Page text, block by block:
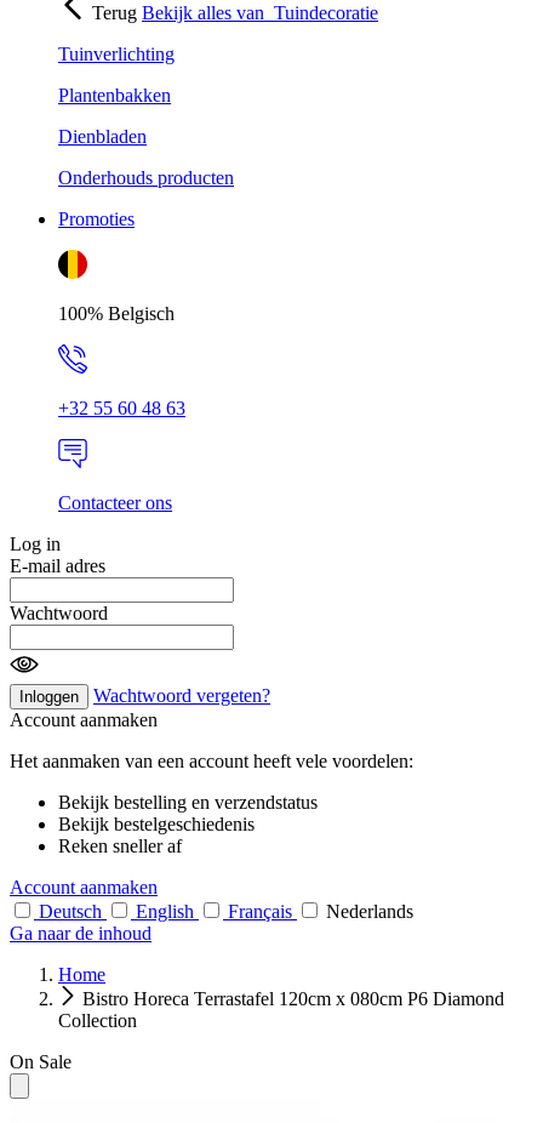
Terug Bekijk alles van Tuindecoratie
Tuinverlichting
Plantenbakken
Dienbladen
Onderhouds producten
Promoties
100% Belgisch
+32 55 60 48 63
Contacteer ons
Log in
E-mail adres
Wachtwoord
Inloggen
Wachtwoord vergeten?
Account aanmaken
Het aanmaken van een account heeft vele voordelen:
Bekijk bestelling en verzendstatus
Bekijk bestelgeschiedenis
Reken sneller af
Account aanmaken
Deutsch
English Français
Nederlands
Ga naar de inhoud
Home
Bistro Horeca Terrastafel 120cm x 080cm P6 Diamond
Collection
On Sale